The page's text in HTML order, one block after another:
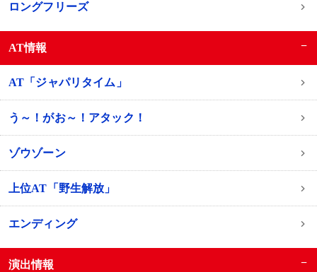
ロングフリーズ
AT情報 −
AT「ジャパリタイム」
う～！がお～！アタック！
ゾウゾーン
上位AT「野生解放」
エンディング
演出情報 −